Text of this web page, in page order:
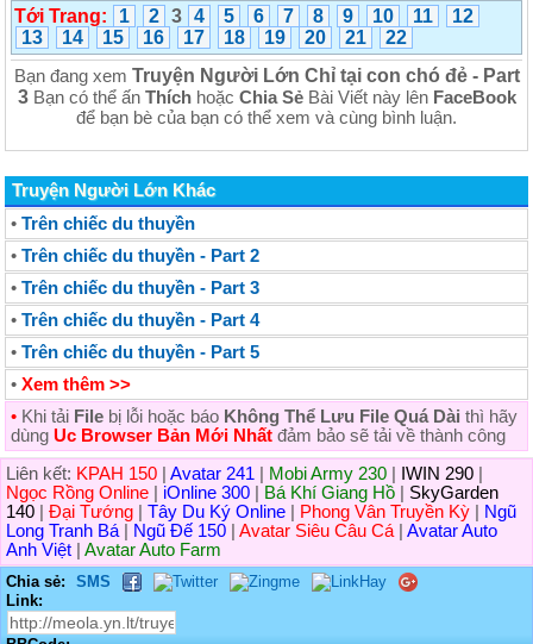
Tới Trang: 1 2 3 4 5 6 7 8 9 10 11
12
13
14 15 16 17 18 19 20 21 22
Bạn đang xem Truyện Người Lớn Chỉ tại con chó đẻ - Part
3Bạn có thể ấn Thíchhoặc Chia SẻBài Viết này lên FaceBook
để bạn bè của bạn có thể xem và cùng bình luận.
Truyện Người Lớn Khác
• Trên chiếc du thuyền
• Trên chiếc du thuyền - Part 2
• Trên chiếc du thuyền - Part 3
• Trên chiếc du thuyền - Part 4
• Trên chiếc du thuyền - Part 5
• Xem thêm >>
• Khi tải File bị lỗi hoặc báo Không Thể Lưu File Quá Dài thì hãy
dùng Uc Browser Bản Mới Nhất đảm bảo sẽ tải về thành công
Liên kết: KPAH 150 Avatar 241 Mobi Army 230 IWIN 290
Ngọc Rồng Online
iOnline 300 Bá Khí Giang Hồ
SkyGarden
140
Đại Tướng Tây Du Ký Online Phong Vân Truyền Kỳ
Ngũ
Long Tranh Bá
Ngũ Đế 150 Avatar Siêu Câu Cá
Avatar Auto
Anh Việt
Avatar Auto Farm
Chia sẻ:
SMS
Link: